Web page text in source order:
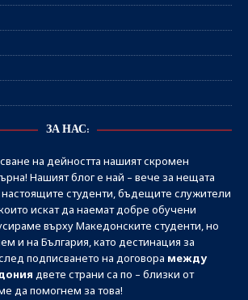
ЗА НАС:
на дейността нашият скромен
Нашият блог е най – вече за нещата
настоящите студенти, бъдещите служители
искат да наемат добре обучени
върху Македонските студенти, но
и на България, като дестинация за
подписването на договора между
двете страни са по – близки от
да помогнем за това!